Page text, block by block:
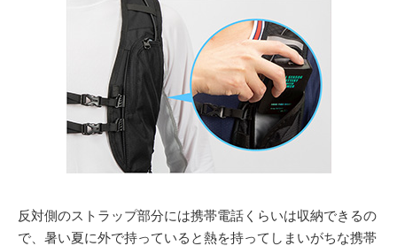
反対側のストラップ部分には携帯電話くらいは収納できるの
で、暑い夏に外で持っていると熱を持ってしまいがちな携帯